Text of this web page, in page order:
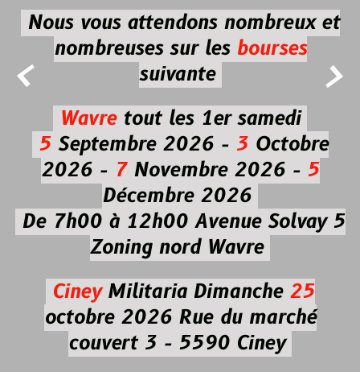
 
Nous vous attendons nombreux et
nombreuses sur les bourses
suivante
Wavretout les 1er samedi
5Septembre 2026 - 3Octobre
2026 -7Novembre 2026 - 5
Décembre 2026
De 7h00 à 12h00 Avenue Solvay 5
Zoning nord Wavre
CineyMilitaria Dimanche 25
octobre 2026Rue du marché
couvert 3 - 5590 Ciney